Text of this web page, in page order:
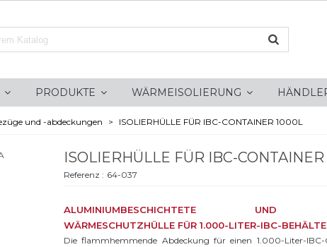
PRODUKTE WÄRMEISOLIERUNG
und -abdeckungen > ISOLIERHÜLLE FÜR IBC-CONTAINER 1000L
ISOLIERHÜLLE FÜR IBC-
Referenz : 64-037
ALUMINIUMBESCHICHTETE UND
WÄRMESCHUTZHÜLLE FÜR 1.000-LITER-IBC-
Die flammhemmende Abdeckung für einen 1.000-Liter-